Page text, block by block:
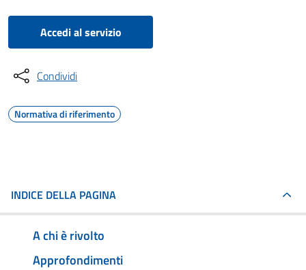
Accedi al servizio
Condividi
Normativa di riferimento
INDICE DELLA PAGINA
A chi è rivolto
Approfondimenti